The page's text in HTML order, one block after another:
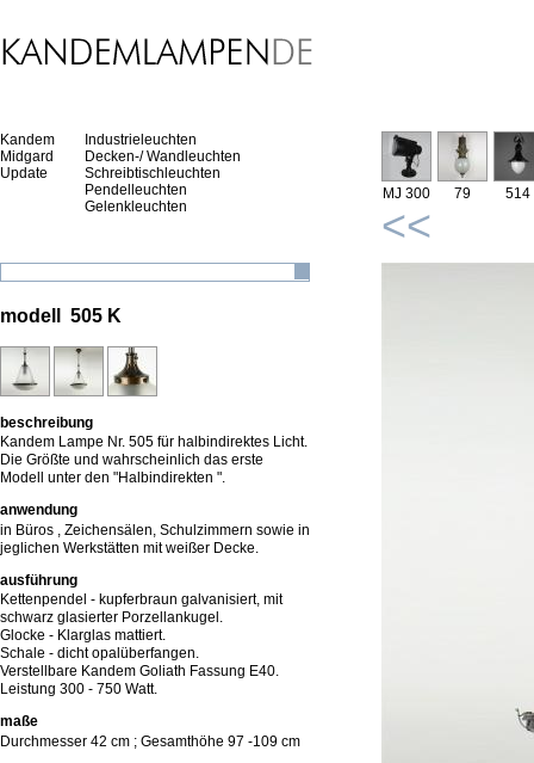
Kandem
Midgard
Update
Industrieleuchten
Decken-/ Wandleuchten
Schreibtischleuchten
Pendelleuchten
Gelenkleuchten
modell 505 K
beschreibung
Kandem Lampe Nr. 505 für halbindirektes Licht.
Die Größte und wahrscheinlich das erste
Modell unter den "Halbindirekten ".
anwendung
in Büros , Zeichensälen, Schulzimmern sowie in
jeglichen Werkstätten mit weißer Decke.
ausführung
Kettenpendel - kupferbraun galvanisiert, mit
schwarz glasierter Porzellankugel.
Glocke - Klarglas mattiert.
Schale - dicht opalüberfangen.
Verstellbare Kandem Goliath Fassung E40.
Leistung 300 - 750 Watt.
maße
Durchmesser 42 cm ; Gesamthöhe 97 -109 cm
MJ 300 79 514
<<